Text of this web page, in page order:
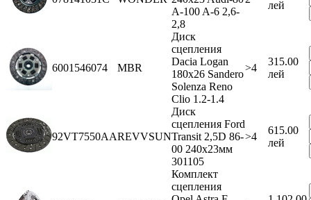
A-100 A-6 2,6-
2,8
лей
6001546074 MBR
Диск
сцепления
Dacia Logan
180х26 Sandero
Solenza Reno
Clio 1.2-1.4
>4
315.00
лей
92VT7550AAREVVSUN
Диск
сцепления Ford
Transit 2,5D 86-
00 240x23мм
301105
>4
615.00
лей
Комплект
сцепления